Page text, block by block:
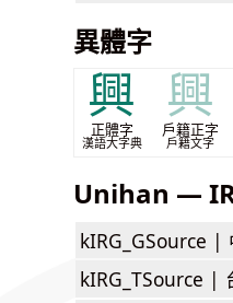
異體字
興
正體字
漢語大字典
興
戶籍正字
戶籍文字
Unihan —
kIRG_GSource |
kIRG_TSource |